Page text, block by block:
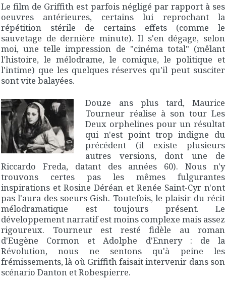
Le film de Griffith est parfois négligé par rapport à ses
oeuvres antérieures, certains lui reprochant la
répétition stérile de certains effets (comme le
sauvetage de dernière minute). Il s'en dégage, selon
moi, une telle impression de "cinéma total" (mêlant
l'histoire, le mélodrame, le comique, le politique et
l'intime) que les quelques réserves qu'il peut susciter
sont vite balayées.
Douze ans plus tard, Maurice
Tourneur réalise à son tour Les
Deux orphelines pour un résultat
qui n'est point trop indigne du
précédent (il existe plusieurs
autres versions, dont une de
Riccardo Freda, datant des années 60). Nous n'y
trouvons certes pas les mêmes fulgurantes
inspirations et Rosine Déréan et Renée Saint-Cyr n'ont
pas l'aura des soeurs Gish. Toutefois, le plaisir du récit
mélodramatique est toujours présent. Le
développement narratif est moins complexe mais assez
rigoureux. Tourneur est resté fidèle au roman
d'Eugène Cormon et Adolphe d'Ennery : de la
Révolution, nous ne sentons qu'à peine les
frémissements, là où Griffith faisait intervenir dans son
scénario Danton et Robespierre.